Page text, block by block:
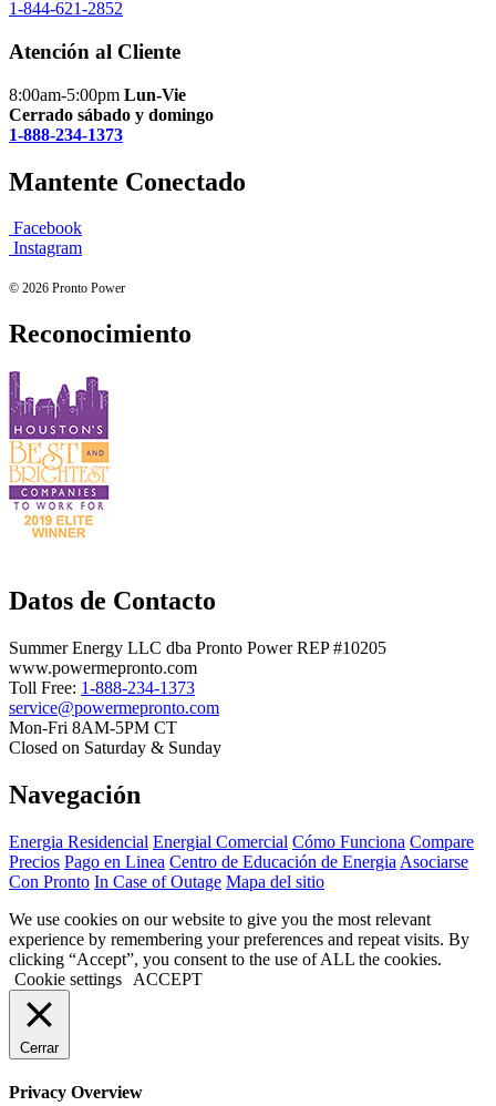
1-844-621-2852
Atención al Cliente
8:00am-5:00pm Lun-Vie
Cerrado sábado y domingo
1-888-234-1373
Mantente Conectado
Facebook
Instagram
© 2026 Pronto Power
Reconocimiento
Datos de Contacto
Summer Energy LLC dba Pronto Power REP #10205
www.powermepronto.com
Toll Free: 1-888-234-1373
service@powermepronto.com
Mon-Fri 8AM-5PM CT
Closed on Saturday & Sunday
Navegación
Energia Residencial Energial Comercial Cómo Funciona Compare
Precios Pago en Linea Centro de Educación de Energia Asociarse
Con Pronto In Case of Outage Mapa del sitio
We use cookies on our website to give you the most relevant
experience by remembering your preferences and repeat visits. By
clicking “Accept”, you consent to the use of ALL the cookies.
Cookie settings
ACCEPT
Cerrar
Privacy Overview